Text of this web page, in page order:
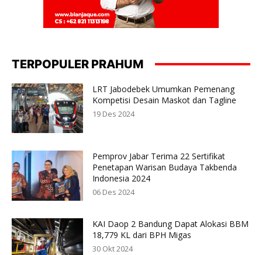
TERPOPULER PRAHUM
LRT Jabodebek Umumkan Pemenang
Kompetisi Desain Maskot dan Tagline
19 Des 2024
Pemprov Jabar Terima 22 Sertifikat
Penetapan Warisan Budaya Takbenda
Indonesia 2024
06 Des 2024
KAI Daop 2 Bandung Dapat Alokasi BBM
18,779 KL dari BPH Migas
30 Okt 2024